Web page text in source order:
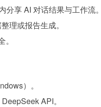
分享 AI 对话结果与工作流。
理或报告生成。
）。
API。